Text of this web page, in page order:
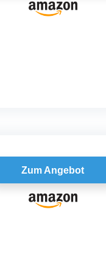
Zum Angebot